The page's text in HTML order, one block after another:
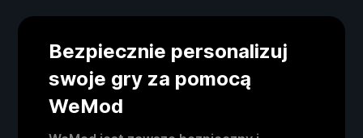
Bezpiecznie personalizuj
swoje gry za pomocą
WeMod